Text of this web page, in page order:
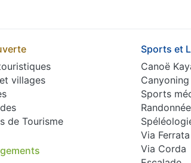
villages
de Tourisme
Sports et
Canoë
Canyoning
Sports
Randonnée
Via Ferrata
Via Corda